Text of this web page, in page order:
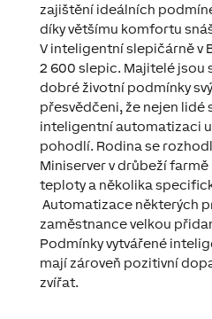
zajištění ideálních
díky většímu komfortu
V inteligentní slepičárně v
2 600 slepic. Majitelé jsou
dobré životní podmínky
přesvědčeni, že nejen lidé
inteligentní automatizaci
pohodlí. Rodina se
Miniserver v drůbeží
teploty a několika
Automatizace některých
zaměstnance velkou
Podmínky vytvářené
mají zároveň pozitivní
zvířat.